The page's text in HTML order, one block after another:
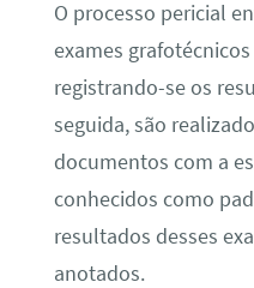
O processo pericial
exames
registrando-se os
seguida, são
documentos com a
conhecidos como
resultados desses
anotados.